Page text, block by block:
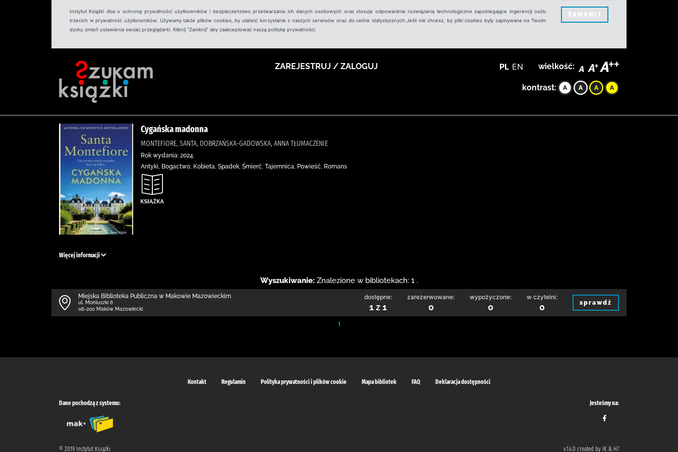
Instytut Książki dba o ochronę prywatności użytkowników i bezpieczeństwo przetwarzania ich danych osobowych oraz stosuje odpowiednie rozwiązania technologiczne zapobiegające ingerencji osób
trzecich w prywatność użytkowników. Używamy także plików cookies, by ułatwić korzystanie z naszych serwisów oraz do celów statystycznych.Jeśli nie chcesz, by pliki cookies były zapisywane na Twoim
dysku zmień ustawienia swojej przeglądarki. Kliknij "Zamknij" aby zaakceptować naszą politykę prywatności.
ZAMKNIJ
ZAREJESTRUJ / ZALOGUJ PL EN wielkość:
kontrast:
Cygańska madonna
MONTEFIORE, SANTA, DOBRZAŃSKA-GADOWSKA, ANNA TŁUMACZENIE
Rok wydania: 2024.
Antyki, Bogactwo, Kobieta, Spadek, Śmierć, Tajemnica, Powieść, Romans
Więcej informacji
Wyszukiwanie: Znalezione w bibliotekach: 1 .
Miejska Biblioteka Publiczna w Makowie Mazowieckim
ul. Moniuszki 6
06-200 Maków Mazowiecki
dostępne:
1 z 1
zarezerwowane:
0
wypożyczone:
0
w czytelni:
0 sprawdź
1
Kontakt Regulamin Polityka prywatności i plików cookie Mapa bibliotek FAQ Deklaracja dostępności
Dane pochodzą z systemu: Jesteśmy na:
© 2019 Instytut Książki v.1.4.0 created by IK & H7